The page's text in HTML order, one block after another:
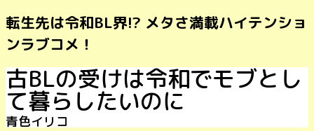
転生先は令和BL界!? メタさ満載ハイテンショ
ンラブコメ！
古BLの受けは令和でモブとし
て暮らしたいのに
青色イリコ